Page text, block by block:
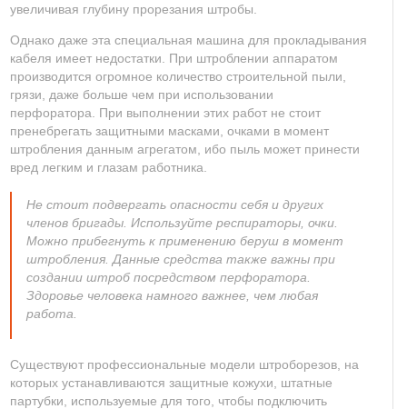
увеличивая глубину прорезания штробы.
Однако даже эта специальная машина для прокладывания
кабеля имеет недостатки. При штроблении аппаратом
производится огромное количество строительной пыли,
грязи, даже больше чем при использовании
перфоратора. При выполнении этих работ не стоит
пренебрегать защитными масками, очками в момент
штробления данным агрегатом, ибо пыль может принести
вред легким и глазам работника.
Не стоит подвергать опасности себя и других
членов бригады. Используйте респираторы, очки.
Можно прибегнуть к применению беруш в момент
штробления. Данные средства также важны при
создании штроб посредством перфоратора.
Здоровье человека намного важнее, чем любая
работа.
Существуют профессиональные модели штроборезов, на
которых устанавливаются защитные кожухи, штатные
партубки, используемые для того, чтобы подключить